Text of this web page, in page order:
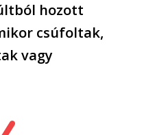
hozott
csúfoltak,
vagy